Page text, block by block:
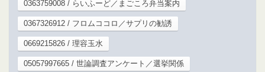
0363759008 / らいふーど／まごころ弁当案内
0367326912 / フロムココロ／サプリの勧誘
0669215826 / 理容玉水
05057997665 / 世論調査アンケート／選挙関係